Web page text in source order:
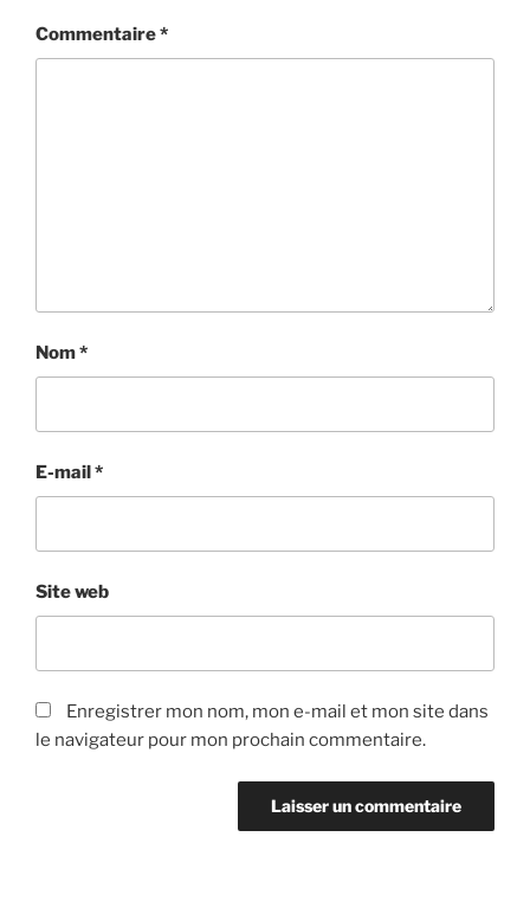
Commentaire*
Nom*
E-mail*
Site web
Enregistrer mon nom, mon e-mail et mon site dans
le navigateur pour mon prochain commentaire.